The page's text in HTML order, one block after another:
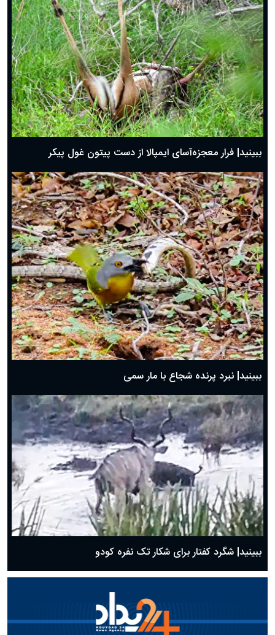
ببینید| فرار معجزه‌آسای ایمپالا از دست پیتون غول پیکر
ببینید| نبرد پرنده شجاع با مار سمی
ببینید| شگرد کفتار برای شکار تک نفره کودو